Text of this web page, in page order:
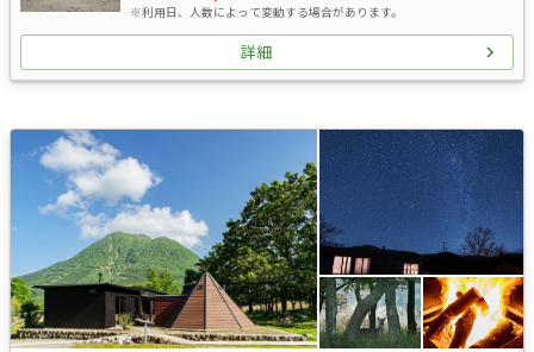
※利用日、人数によって変動する場合があります。
詳細